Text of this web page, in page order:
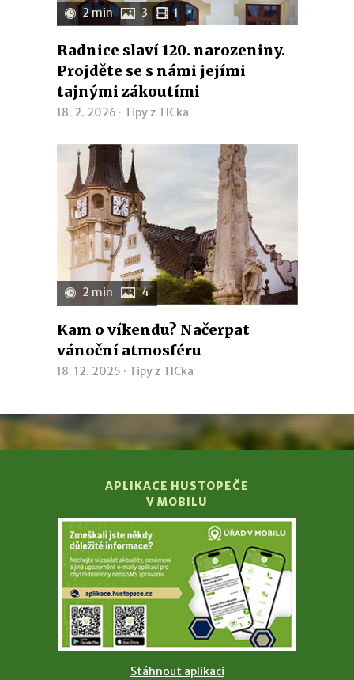
2 min 3 1
Radnice slaví 120. narozeniny.
Projděte se s námi jejími
tajnými zákoutími
18. 2. 2026 · Tipy z TICka
2 min 4
Kam o víkendu? Načerpat
vánoční atmosféru
18. 12. 2025 · Tipy z TICka
APLIKACE HUSTOPEČE
V MOBILU
Stáhnout aplikaci